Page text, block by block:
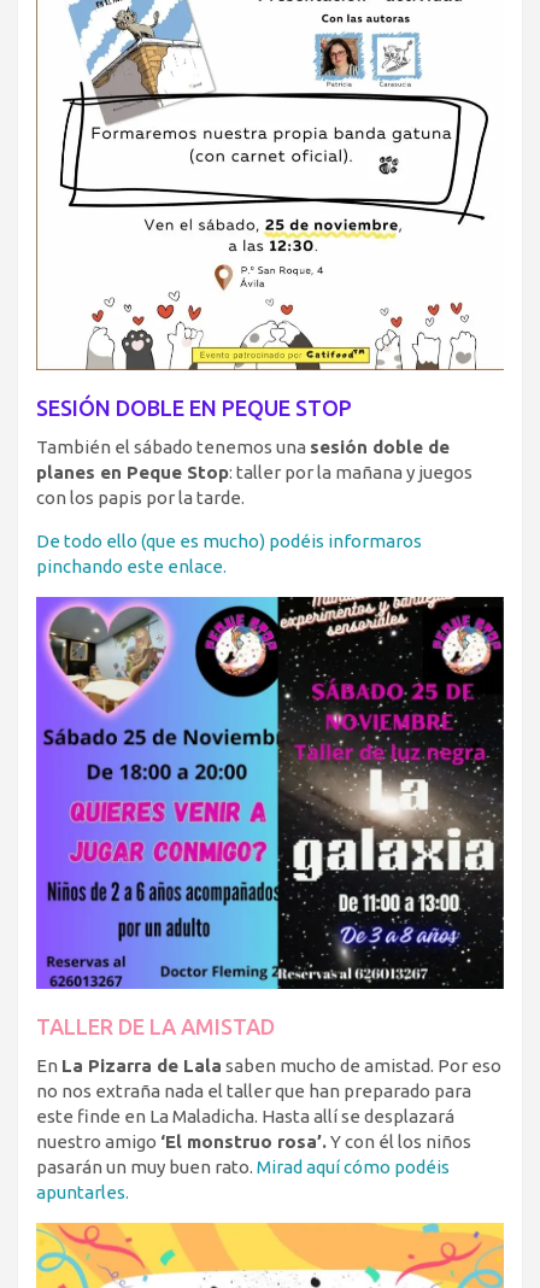
SESIÓN DOBLE EN PEQUE STOP
También el sábado tenemos una sesión doble de
planes en Peque Stop: taller por la mañana y juegos
con los papis por la tarde.
De todo ello (que es mucho) podéis informaros
pinchando este enlace.
TALLER DE LA AMISTAD
En La Pizarra de Lala saben mucho de amistad. Por eso
no nos extraña nada el taller que han preparado para
este finde en La Maladicha. Hasta allí se desplazará
nuestro amigo ‘El monstruo rosa’.Y con él los niños
pasarán un muy buen rato. Mirad aquí cómo podéis
apuntarles.